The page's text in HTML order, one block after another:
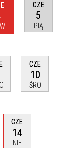
CZE
5
PIĄ
CZE
10
ŚRO
CZE
14
NIE